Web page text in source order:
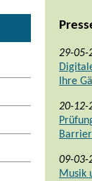
29-05-
Ihre
20-12-
09-03-
Musik